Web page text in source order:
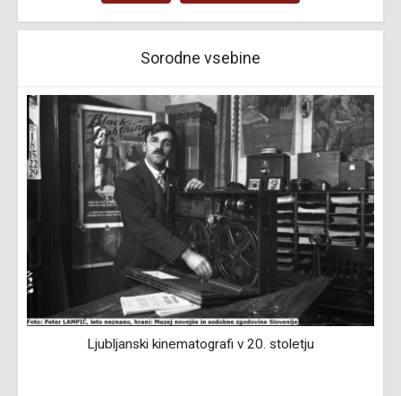
Sorodne vsebine
Ljubljanski kinematografi v 20. stoletju